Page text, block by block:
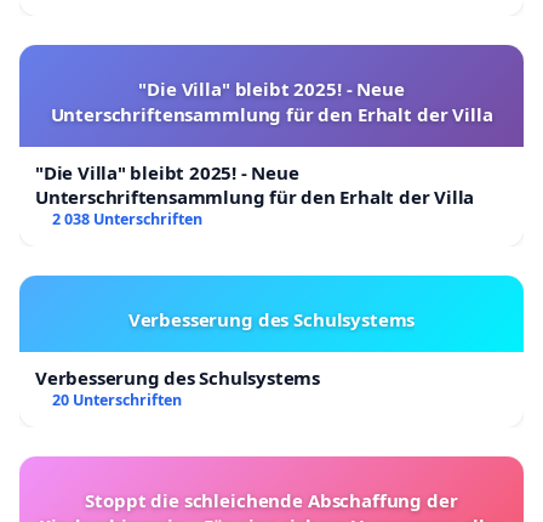
"Die Villa" bleibt 2025! - Neue
Unterschriftensammlung für den Erhalt der Villa
"Die Villa" bleibt 2025! - Neue
Unterschriftensammlung für den Erhalt der Villa
2 038 Unterschriften
Verbesserung des Schulsystems
Verbesserung des Schulsystems
20 Unterschriften
Stoppt die schleichende Abschaffung der